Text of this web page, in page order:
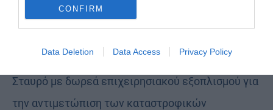
CONFIRM
Data Deletion Data Access Privacy Policy
Τελευταία άρθρα
Η LEROY MERLIN στηρίζει τον Ελληνικό Ερυθρό
Σταυρό με δωρεά επιχειρησιακού εξοπλισμού για
την αντιμετώπιση των καταστροφικών